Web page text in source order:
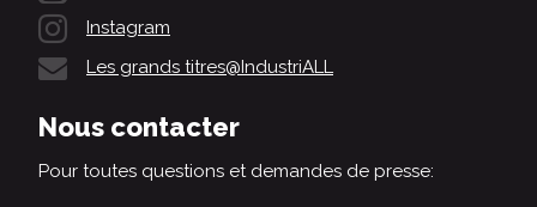
Instagram
Les grands titres@IndustriALL
Nous contacter
Pour toutes questions et demandes de presse: